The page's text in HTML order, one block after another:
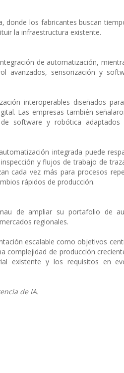
donde los fabricantes buscan
la infraestructura existente.
de automatización,
avanzados, sensorización y
interoperables diseñados
Las empresas también
software y robótica adaptados
integrada puede
y flujos de trabajo de
cada vez más para procesos
rápidos de producción.
de ampliar su portafolio de
regionales.
escalable como objetivos
complejidad de producción
existente y los requisitos en
de IA.